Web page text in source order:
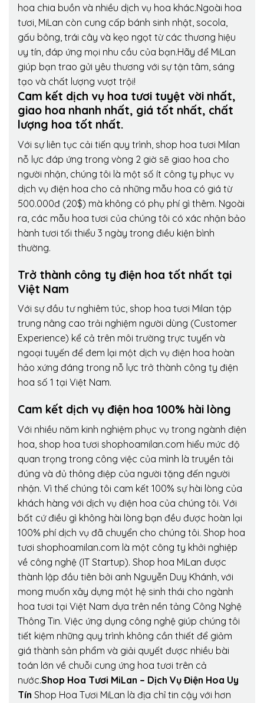
hoa chia buồn và nhiều dịch vụ hoa khác.Ngoài hoa
tươi, MiLan còn cung cấp bánh sinh nhật, socola,
gấu bông, trái cây và kẹo ngọt từ các thương hiệu
uy tín, đáp ứng mọi nhu cầu của bạn.Hãy để MiLan
giúp bạn trao gửi yêu thương với sự tận tâm, sáng
tạo và chất lượng vượt trội!
Cam kết dịch vụ hoa tươi tuyệt vời nhất,
giao hoa nhanh nhất, giá tốt nhất, chất
lượng hoa tốt nhất.
Với sự liên tục cải tiến quy trình, shop hoa tươi Milan
nỗ lực đáp ứng trong vòng 2 giờ sẽ giao hoa cho
người nhận, chúng tôi là một số ít công ty phục vụ
dịch vụ điện hoa cho cả những mẫu hoa có giá từ
500.000đ (20$) mà không có phụ phí gì thêm. Ngoài
ra, các mẫu hoa tươi của chúng tôi có xác nhận bảo
hành tươi tối thiểu 3 ngày trong điều kiện bình
thường.
Trở thành công ty điện hoa tốt nhất tại
Việt Nam
Với sự đầu tư nghiêm túc, shop hoa tươi Milan tập
trung nâng cao trải nghiệm người dùng (Customer
Experience) kể cả trên môi trường trực tuyến và
ngoại tuyến để đem lại một dịch vụ điện hoa hoàn
hảo xứng đáng trong nỗ lực trở thành công ty điện
hoa số 1 tại Việt Nam.
Cam kết dịch vụ điện hoa 100% hài lòng
Với nhiều năm kinh nghiệm phục vụ trong ngành điện
hoa, shop hoa tươi shophoamilan.com hiểu mức độ
quan trọng trong công việc của mình là truyền tải
đúng và đủ thông điệp của người tặng đến người
nhận. Vì thế chúng tôi cam kết 100% sự hài lòng của
khách hàng với dịch vụ điện hoa của chúng tôi. Với
bất cứ điều gì không hài lòng bạn đều được hoàn lại
100% phí dịch vụ đã chuyển cho chúng tôi. Shop hoa
tươi shophoamilan.com là một công ty khởi nghiệp
về công nghệ (IT Startup). Shop hoa MiLan được
thành lập đầu tiên bởi anh Nguyễn Duy Khánh, với
mong muốn xây dựng một hệ sinh thái cho ngành
hoa tươi tại Việt Nam dựa trên nền tảng Công Nghệ
Thông Tin. Việc ứng dụng công nghệ giúp chúng tôi
tiết kiệm những quy trình không cần thiết để giảm
giá thành sản phẩm và giải quyết được nhiều bài
toán lớn về chuỗi cung ứng hoa tươi trên cả
nước.Shop Hoa Tươi MiLan – Dịch Vụ Điện Hoa Uy
Tín Shop Hoa Tươi MiLan là địa chỉ tin cậy với hơn